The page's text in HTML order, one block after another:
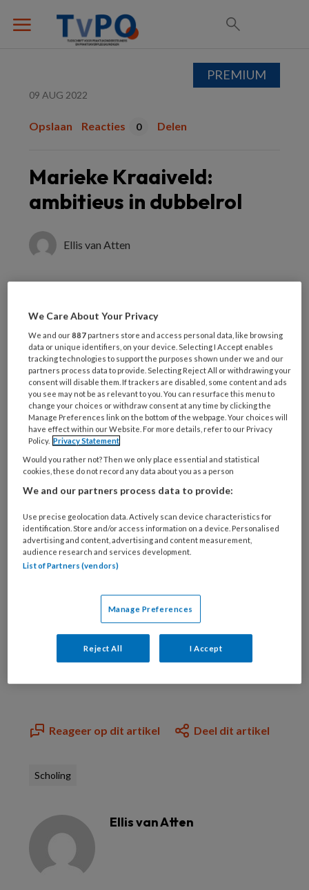
09 AUG 2022
Opslaan Reacties 0 Delen
Marieke Kraaiveld:
ambitieus in dubbelrol
Ellis van Atten
doktersassistente?'Beide rollen heb ik
bij Huisartsenpraktijk Smits & Canoy in
Hardinxveld-Giessendam. Dankzij de
dubbelfunctie ben ik proactief: ik kan
veel zaken vroegtijdig signaleren, ken
de mensen, de familieverbanden en de
bijzonderheden. Ik ben een spil in de
praktijk.'
PREMIUM
Bekijk de mogelijkheden
Al abonnee?Log dan in
PREMIUM
Reageer op dit artikel Deel dit artikel
Scholing
Ellis van Atten
We Care About Your Privacy
We and our887 partners store and access personal data, like browsing
data or unique identifiers, on your device. Selecting I Accept enables
tracking technologies to support the purposes shown under we and our
partners process data to provide. Selecting Reject All or withdrawing your
consent will disable them. If trackers are disabled, some content and ads
you see may not be as relevant to you. You can resurface this menu to
change your choices or withdraw consent at any time by clicking the
Manage Preferences link on the bottom of the webpage. Your choices will
have effect within our Website. For more details, refer to our Privacy
Policy. Privacy Statement
Would you rather not? Then we only place essential and statistical
cookies, these do not record any data about you as a person
We and our partners process data to provide:
Use precise geolocation data. Actively scan device characteristics for
identification. Store and/or access information on a device. Personalised
advertising and content, advertising and content measurement,
audience research and services development.
List of Partners (vendors)
Manage Preferences
Reject All I Accept